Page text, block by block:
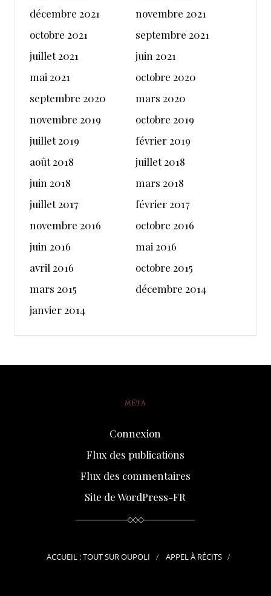
décembre 2021
novembre 2021
octobre 2021
septembre 2021
juillet 2021
juin 2021
mai 2021
octobre 2020
septembre 2020
mars 2020
novembre 2019
octobre 2019
juillet 2019
février 2019
août 2018
juillet 2018
juin 2018
mars 2018
juillet 2017
février 2017
novembre 2016
octobre 2016
juin 2016
mai 2016
avril 2016
octobre 2015
mars 2015
décembre 2014
janvier 2014
MÉTA
Connexion
Flux des publications
Flux des commentaires
Site de WordPress-FR
ACCUEIL : TOUT SUR OUPOLI APPEL À RÉCITS